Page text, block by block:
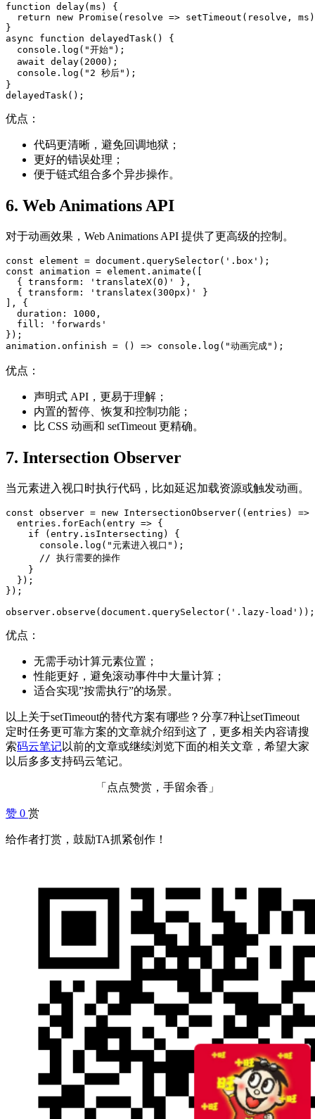
function delay(ms) {
return new Promise(resolve => setTimeout(resolve,
}
async function delayedTask() {
  console.log("开始");
  await delay(2000);
  console.log("2 秒后");
}
delayedTask();
优点：
代码更清晰，避免回调地狱；
更好的错误处理；
便于链式组合多个异步操作。
6. Web Animations API
对于动画效果，Web Animations API 提供了更高级的控制。
const element = document.querySelector('.box');
const animation = element.animate([
  { transform: 'translateX(0)' },
  { transform: 'translatex(300px)' }
], {
  duration: 1000,
  fill: 'forwards'
});
animation.onfinish = () => console.log("动画完成");
优点：
声明式 API，更易于理解；
内置的暂停、恢复和控制功能；
比 CSS 动画和 setTimeout 更精确。
7. Intersection Observer
当元素进入视口时执行代码，比如延迟加载资源或触发动画。
const observer = new IntersectionObserver((entries) =>
entries.forEach(entry => {
if (entry.isIntersecting) {
console.log("元素进入视口");
// 执行需要的操作
}
});
});
优点：
无需手动计算元素位置；
性能更好，避免滚动事件中大量计算；
适合实现”按需执行”的场景。
以上关于setTimeout的替代方案有哪些？分享7种让setTimeout
定时任务更可靠方案的文章就介绍到这了，更多相关内容请搜
索码云笔记以前的文章或继续浏览下面的相关文章，希望大家
以后多多支持码云笔记。
「点点赞赏，手留余香」
赞 0 赏
给作者打赏，鼓励TA抓紧创作！